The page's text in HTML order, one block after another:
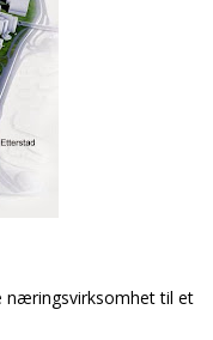
næringsvirksomhet til et